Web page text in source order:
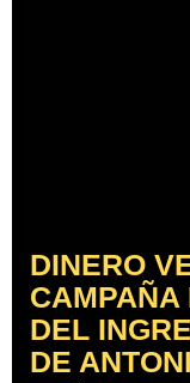
DINERO
CAMPAÑA
DEL
DE